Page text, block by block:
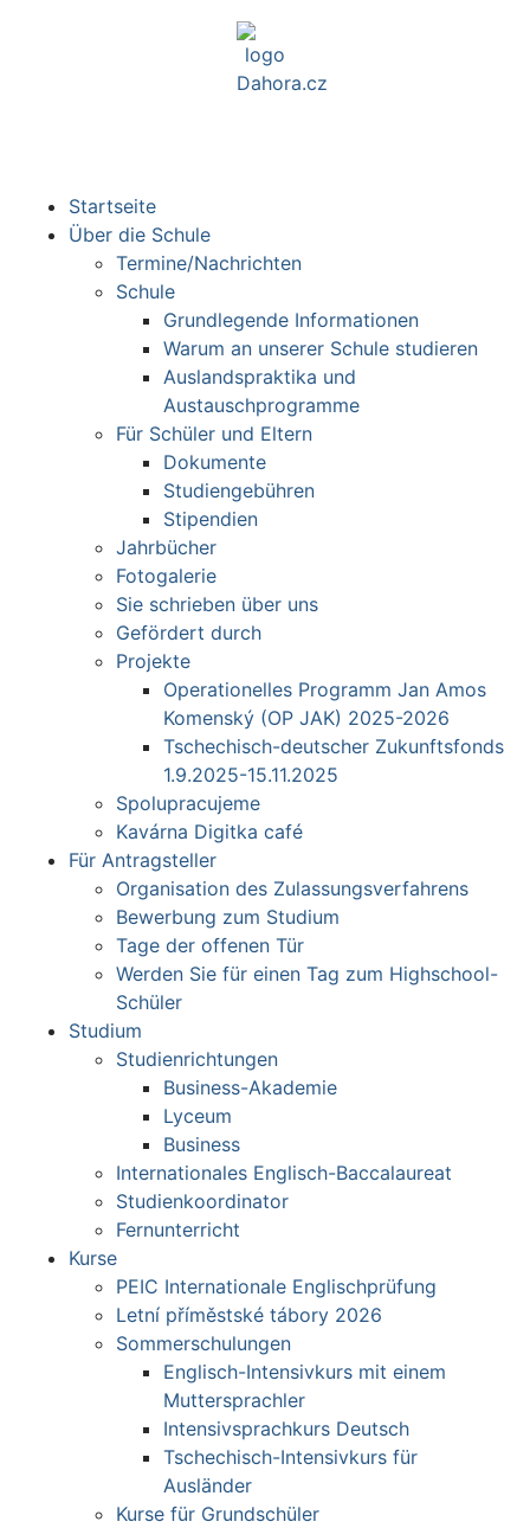
Startseite
Über die Schule
Termine/Nachrichten
Schule
Grundlegende Informationen
Warum an unserer Schule studieren
Auslandspraktika und
Austauschprogramme
Für Schüler und Eltern
Dokumente
Studiengebühren
Stipendien
Jahrbücher
Fotogalerie
Sie schrieben über uns
Gefördert durch
Projekte
Operationelles Programm Jan Amos
Komenský (OP JAK) 2025-2026
Tschechisch-deutscher Zukunftsfonds
1.9.2025-15.11.2025
Spolupracujeme
Kavárna Digitka café
Für Antragsteller
Organisation des Zulassungsverfahrens
Bewerbung zum Studium
Tage der offenen Tür
Werden Sie für einen Tag zum Highschool-
Schüler
Studium
Studienrichtungen
Business-Akademie
Lyceum
Business
Internationales Englisch-Baccalaureat
Studienkoordinator
Fernunterricht
Kurse
PEIC Internationale Englischprüfung
Letní příměstské tábory 2026
Sommerschulungen
Englisch-Intensivkurs mit einem
Muttersprachler
Intensivsprachkurs Deutsch
Tschechisch-Intensivkurs für
Ausländer
Kurse für Grundschüler